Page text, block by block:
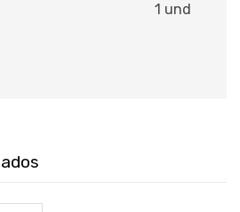
1 und